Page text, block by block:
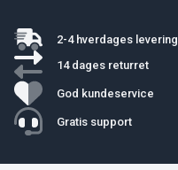
2-4 hverdages levering
14 dages returret
God kundeservice
Gratis support